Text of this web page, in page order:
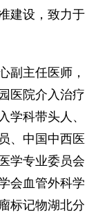
建设，致力于
副主任医师，
医院介入治疗
学科带头人、
、中国中西医
学专业委员会
会血管外科学
标记物湖北分